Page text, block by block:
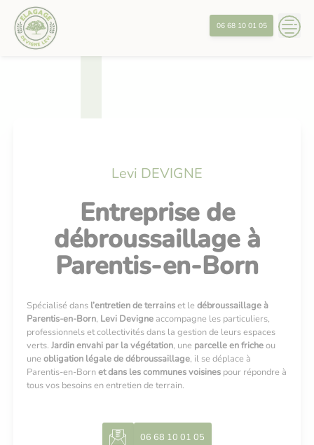
content
06 68 10 01 05
Levi DEVIGNE
Entreprise de
débroussaillage à
Parentis-en-Born
Spécialisé dans l’entretien de terrainset ledébroussaillage à
Parentis-en-Born, Levi Devigneaccompagne les particuliers,
professionnels et collectivités dans la gestion de leurs espaces
verts.Jardin envahi par la végétation, une parcelle en fricheou
uneobligation légale de débroussaillage, il se déplace à
Parentis-en-Bornet dans les communes voisines pour répondre à
tous vos besoins en entretien de terrain.
06 68 10 01 05